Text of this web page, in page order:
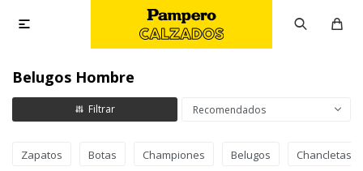

Belugos Hombre
Recomendados
Zapatos Botas Championes Belugos Chancletas